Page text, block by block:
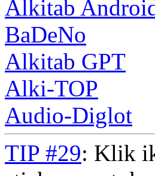
Alkitab
BaDeNo
Alkitab GPT
Alki-TOP
Audio-Diglot
TIP #29: Klik